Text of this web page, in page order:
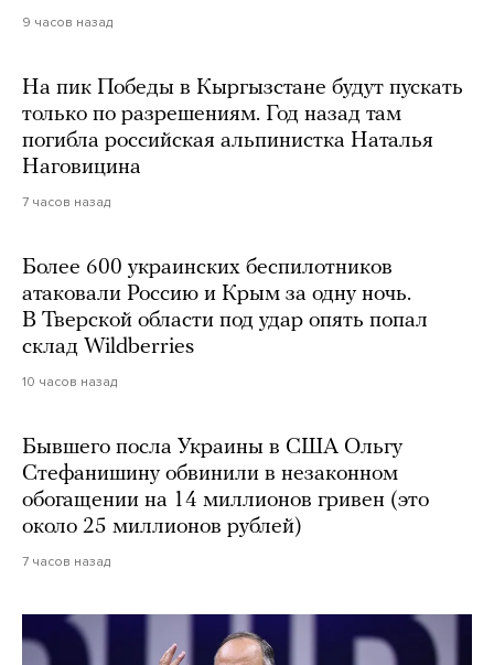
9 часов назад
На пик Победы в Кыргызстане будут пускать
только по разрешениям. Год назад там
погибла российская альпинистка Наталья
Наговицина
7 часов назад
Более 600 украинских беспилотников
атаковали Россию и Крым за одну ночь.
В Тверской области под удар опять попал
склад Wildberries
10 часов назад
Бывшего посла Украины в США Ольгу
Стефанишину обвинили в незаконном
обогащении на 14 миллионов гривен (это
около 25 миллионов рублей)
7 часов назад